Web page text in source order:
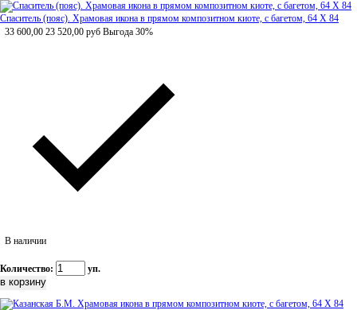
Спаситель (пояс). Храмовая икона в прямом композитном киоте, с багетом, 64 Х 84
33 600,00 23 520,00 руб Выгода 30%
В наличии
Количество: уп.